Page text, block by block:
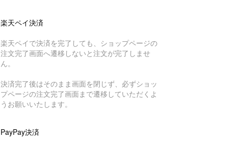
楽天ペイ決済
楽天ペイで決済を完了しても、ショップページの
注文完了画面へ遷移しないと注文が完了しませ
ん。
決済完了後はそのまま画面を閉じず、必ずショッ
プページの注文完了画面まで遷移していただくよ
うお願いいたします。
PayPay決済